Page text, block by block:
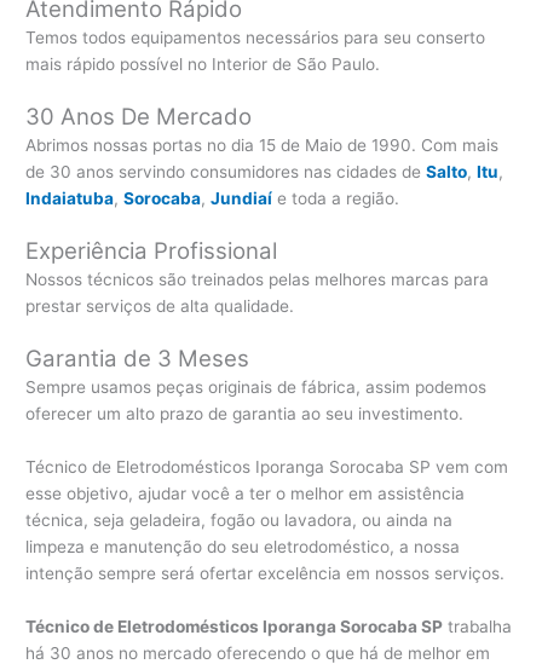
Atendimento Rápido
Temos todos equipamentos necessários para seu conserto
mais rápido possível no Interior de São Paulo.
30 Anos De Mercado
Abrimos nossas portas no dia 15 de Maio de 1990. Com mais
de 30 anos servindo consumidores nas cidades deSalto,Itu,
Indaiatuba,Sorocaba,Jundiaí e toda a região.
Experiência Profissional
Nossos técnicos são treinados pelas melhores marcas para
prestar serviços de alta qualidade.
Garantia de 3 Meses
Sempre usamos peças originais de fábrica, assim podemos
oferecer um alto prazo de garantia ao seu investimento.
Técnico de Eletrodomésticos Iporanga Sorocaba SP vem com
esse objetivo, ajudar você a ter o melhor em assistência
técnica, seja geladeira, fogão ou lavadora, ou ainda na
limpeza e manutenção do seu eletrodoméstico, a nossa
intenção sempre será ofertar excelência em nossos serviços.
Técnico de Eletrodomésticos Iporanga Sorocaba SP trabalha
há 30 anos no mercado oferecendo o que há de melhor em